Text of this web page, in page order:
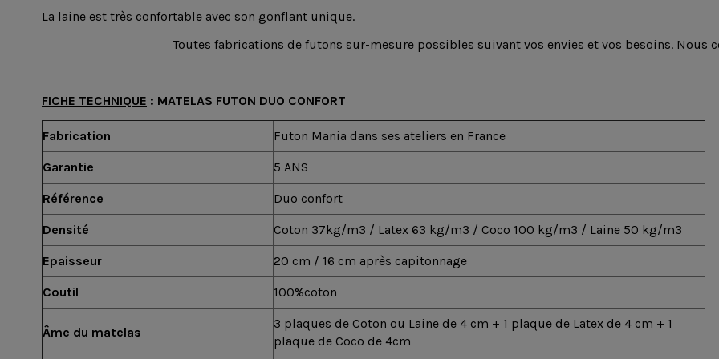
La laine est très confortable avec son gonflant unique.
Toutes fabrications de futons sur-mesure possibles suivant vos envies et vos besoins. Nous
FICHE TECHNIQUE : MATELAS FUTON DUO CONFORT
Fabrication Futon Mania dans ses ateliers en France
Garantie 5 ANS
Référence Duo confort
Densité Coton 37kg/m3 / Latex 63 kg/m3 / Coco 100 kg/m3 / Laine 50 kg/m3
Epaisseur 20 cm / 16 cm après capitonnage
Coutil 100%coton
Âme du matelas
3 plaques de Coton ou Laine de 4 cm + 1 plaque de Latex de 4 cm + 1
plaque de Coco de 4cm